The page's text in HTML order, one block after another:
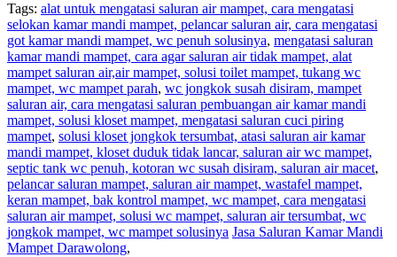
Tags: alat untuk mengatasi saluran air mampet, cara mengatasi
selokan kamar mandi mampet, pelancar saluran air, cara mengatasi
got kamar mandi mampet, wc penuh solusinya, mengatasi saluran
kamar mandi mampet, cara agar saluran air tidak mampet, alat
mampet saluran air,air mampet, solusi toilet mampet, tukang wc
mampet, wc mampet parah, wc jongkok susah disiram, mampet
saluran air, cara mengatasi saluran pembuangan air kamar mandi
mampet, solusi kloset mampet, mengatasi saluran cuci piring
mampet, solusi kloset jongkok tersumbat, atasi saluran air kamar
mandi mampet, kloset duduk tidak lancar, saluran air wc mampet,
septic tank wc penuh, kotoran wc susah disiram, saluran air macet,
pelancar saluran mampet, saluran air mampet, wastafel mampet,
keran mampet, bak kontrol mampet, wc mampet, cara mengatasi
saluran air mampet, solusi wc mampet, saluran air tersumbat, wc
jongkok mampet, wc mampet solusinya Jasa Saluran Kamar Mandi
Mampet Darawolong,